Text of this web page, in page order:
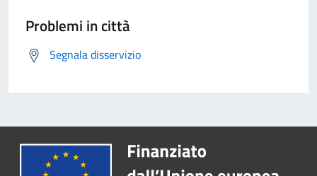
Problemi in città
Segnala disservizio